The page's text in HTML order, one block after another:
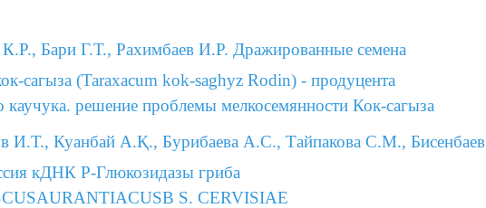
К.Р., Бари Г.Т., Рахимбаев И.Р. Дражированные семена
сагыза (Taraxacum kok-saghyz Rodin) - продуцента
каучука. решение проблемы мелкосемянности Кок-сагыза
И.Т., Куанбай А.Қ., Бурибаева А.С., Тайпакова С.М., Бисенбаев
кДНК Р-Глюкозидазы гриба
S. CERVISIAE